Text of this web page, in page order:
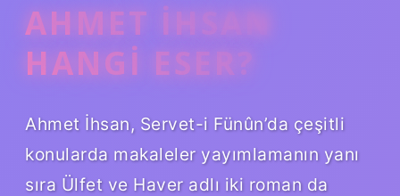
AHMET İHSAN
HANGI ESER?
Ahmet İhsan, Servet-i Fünûn’da çeşitli
konularda makaleler yayımlamanın yanı
sıra Ülfet ve Haver adlı iki roman da